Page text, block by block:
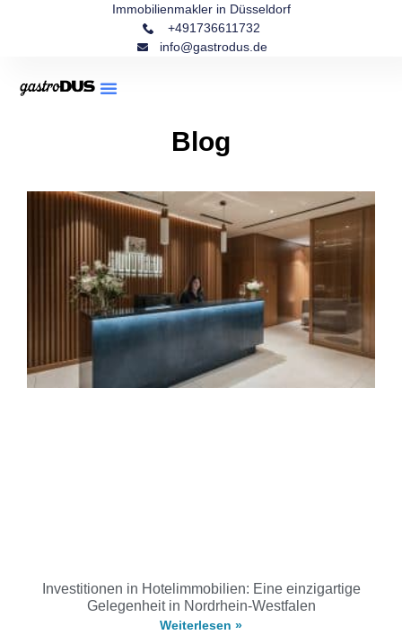
Immobilienmakler in Düsseldorf
info@gastrodus.de
+491736611732
Blog
Investitionen in Hotelimmobilien: Eine einzigartige
Gelegenheit in Nordrhein-Westfalen
Weiterlesen »